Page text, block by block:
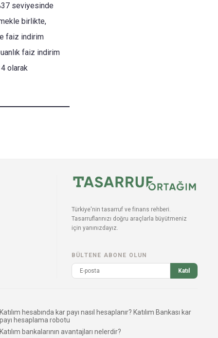
seviyesinde
birlikte,
faiz indirim
faiz indirim
olarak
Katılım hesabında kar payı nasıl hesaplanır? Katılım Bankası kar
payı hesaplama robotu
Katılım bankalarının avantajları nelerdir?
Türkiye'nin tasarruf ve finans rehberi.
Tasarruflarınızı doğru araçlarla büyütmeniz
için yanınızdayız.
BÜLTENE ABONE OLUN
Katıl